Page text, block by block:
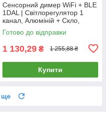
Сенсорний димер WiFi + BLE
1DAL | Світлорегулятор 1
канал, Алюміній + Скло,
Золото (A86-DR.WF.GD)
Готово до відправки
1 130,29 ₴ 1 255,88 ₴
Купити
ще